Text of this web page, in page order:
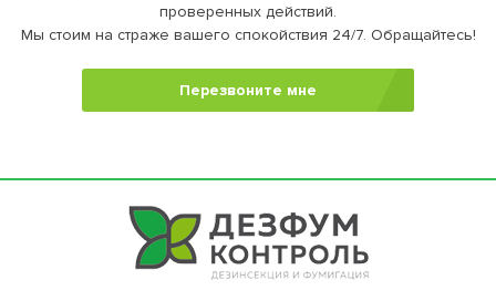
проверенных действий.
Мы стоим на страже вашего спокойствия 24/7. Обращайтесь!
Перезвоните мне